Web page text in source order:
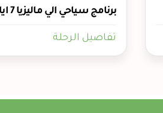
برنامج سياحي الي ماليزيا 7 ايام
تفاصيل الرحلة